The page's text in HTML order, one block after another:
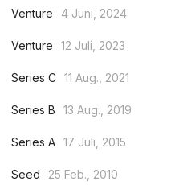
Venture
4 Juni, 2024
Venture
12 Juli, 2023
Series C 11 Aug., 2021
Series B
13 Aug., 2019
Series A 17 Juli, 2015
Seed
25 Feb., 2010